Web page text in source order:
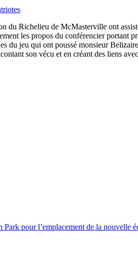
du Richelieu de McMasterville ont
les propos du conférencier portant
du jeu qui ont poussé monsieur
son vécu et en créant des liens
Park pour l’emplacement de la nouvelle